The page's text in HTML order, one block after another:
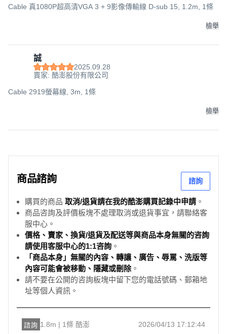
Cable 真1080P超高清VGA 3 + 9影像傳輸線 D-sub 15, 1.2m, 1條
檢舉
誠
2025.09.28
賣家: 酷澎股份有限公司
Cable 2919螢幕線, 3m, 1條
檢舉
商品諮詢 諮詢
購買的商品 取消/退貨請在我的酷澎購買記錄中申請 。
商品咨詢及評價板塊不處理取消或退貨事宜，請聯絡客
服中心。
價格、賣家、換貨/退貨及配送等與商品本身無關的咨詢
請使用客服中心的1:1咨詢 。
「商品本身」無關的內容、轉讓、廣告、辱罵、洗版等
內容可能會被移動、隱藏或刪除。
請不要在公開的咨詢板塊中留下您的電話號碼、郵箱地
址等個人資訊。
諮詢 1.8m | 1條 酷澎 2026/04/13 17:12:44